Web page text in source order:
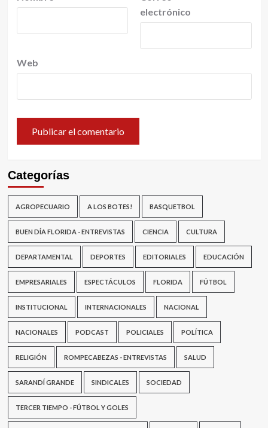
electrónico
Web
Categorías
AGROPECUARIO A LOS BOTES! BASQUETBOL
BUEN DÍA FLORIDA - ENTREVISTAS CIENCIA CULTURA
DEPARTAMENTAL DEPORTES EDITORIALES EDUCACIÓN
EMPRESARIALES ESPECTÁCULOS FLORIDA FÚTBOL
INSTITUCIONAL INTERNACIONALES NACIONAL
NACIONALES PODCAST POLICIALES POLÍTICA
RELIGIÓN ROMPECABEZAS - ENTREVISTAS SALUD
SARANDÍ GRANDE SINDICALES SOCIEDAD
TERCER TIEMPO - FÚTBOL Y GOLES